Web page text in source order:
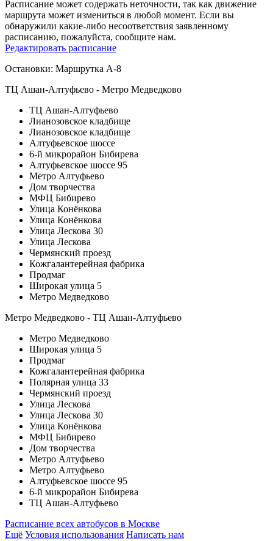
Расписание может содержать неточности, так как движение
маршрута может измениться в любой момент. Если вы
обнаружили какие-либо несоответствия заявленному
расписанию, пожалуйста, сообщите нам.
Редактировать расписание
Остановки: Маршрутка А-8
ТЦ Ашан-Алтуфьево - Метро Медведково
ТЦ Ашан-Алтуфьево
Лианозовское кладбище
Лианозовское кладбище
Алтуфьевское шоссе
6-й микрорайон Бибирева
Алтуфьевское шоссе 95
Метро Алтуфьево
Дом творчества
МФЦ Бибирево
Улица Конёнкова
Улица Конёнкова
Улица Лескова 30
Улица Лескова
Чермянский проезд
Кожгалантерейная фабрика
Продмаг
Широкая улица 5
Метро Медведково
Метро Медведково - ТЦ Ашан-Алтуфьево
Метро Медведково
Широкая улица 5
Продмаг
Кожгалантерейная фабрика
Полярная улица 33
Чермянский проезд
Улица Лескова
Улица Лескова 30
Улица Конёнкова
МФЦ Бибирево
Дом творчества
Метро Алтуфьево
Метро Алтуфьево
Алтуфьевское шоссе 95
6-й микрорайон Бибирева
ТЦ Ашан-Алтуфьево
Расписание всех автобусов в Москве
Ещё Условия использования Написать нам